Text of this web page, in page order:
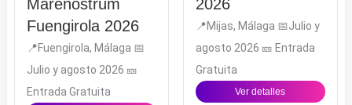
Marenostrum
Fuengirola 2026
📍Fuengirola, Málaga 📅
Julio y agosto 2026 🎫
Entrada Gratuita
2026
📍Mijas, Málaga 📅Julio y
agosto 2026 🎫 Entrada
Gratuita
Ver detalles